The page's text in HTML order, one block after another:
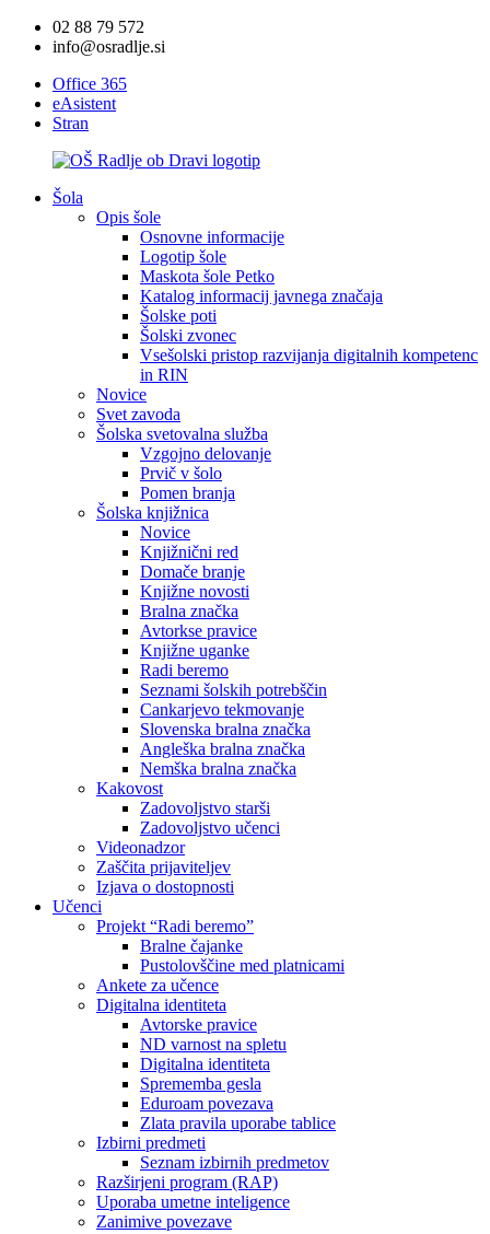
02 88 79 572
info@osradlje.si
Office 365
eAsistent
Stran
Šola
Opis šole
Osnovne informacije
Logotip šole
Maskota šole Petko
Katalog informacij javnega značaja
Šolske poti
Šolski zvonec
Vsešolski pristop razvijanja digitalnih kompetenc
in RIN
Novice
Svet zavoda
Šolska svetovalna služba
Vzgojno delovanje
Prvič v šolo
Pomen branja
Šolska knjižnica
Novice
Knjižnični red
Domače branje
Knjižne novosti
Bralna značka
Avtorkse pravice
Knjižne uganke
Radi beremo
Seznami šolskih potrebščin
Cankarjevo tekmovanje
Slovenska bralna značka
Angleška bralna značka
Nemška bralna značka
Kakovost
Zadovoljstvo starši
Zadovoljstvo učenci
Videonadzor
Zaščita prijaviteljev
Izjava o dostopnosti
Učenci
Projekt “Radi beremo”
Bralne čajanke
Pustolovščine med platnicami
Ankete za učence
Digitalna identiteta
Avtorske pravice
ND varnost na spletu
Digitalna identiteta
Sprememba gesla
Eduroam povezava
Zlata pravila uporabe tablice
Izbirni predmeti
Seznam izbirnih predmetov
Razširjeni program (RAP)
Uporaba umetne inteligence
Zanimive povezave